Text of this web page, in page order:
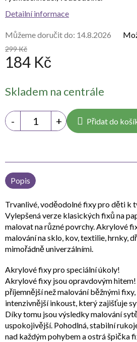
299 Kč
184 Kč
cena:
Skladem na centrále
Můžeme doručit do: 14.8.2026
Přidat do
Detailní informace
Popis
Trvanlivé, voděodolné fixy pro děti k
Vylepšená verze klasických fixů na
malovat na různé povrchy. Akrylové
malování na sklo, kov, textilie, hrnky,
mimořádně univerzálními.
Akrylové fixy pro speciální úkoly!
Akrylové fixy jsou opravdovým
příjemnější než malování běžnými
intenzivnější inkoust, který zajišťuje
Díky tomu jsou výsledky malování
uspokojivější. Pohodlná, stabilní
nad každým pohybem a ostrá špička